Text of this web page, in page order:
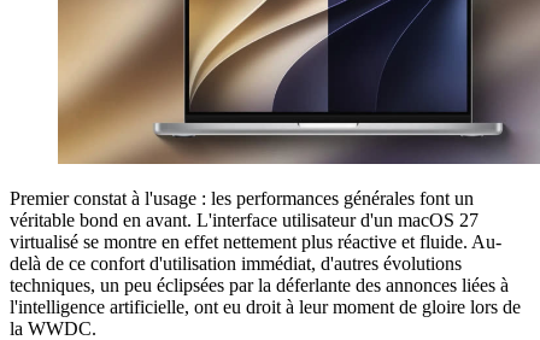
Premier constat à l'usage : les performances générales font un
véritable bond en avant. L'interface utilisateur d'un macOS 27
virtualisé se montre en effet nettement plus réactive et fluide. Au-
delà de ce confort d'utilisation immédiat, d'autres évolutions
techniques, un peu éclipsées par la déferlante des annonces liées à
l'intelligence artificielle, ont eu droit à leur moment de gloire lors de
la WWDC.